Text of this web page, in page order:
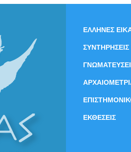
ΕΛΛΗΝΕΣ
ΣΥΝΤΗΡΗΣΕΙΣ
ΕΚΘΕΣΕΙΣ